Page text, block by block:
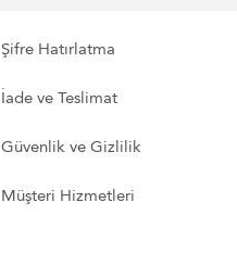
Şifre Hatırlatma
İade ve Teslimat
Güvenlik ve Gizlilik
Müşteri Hizmetleri